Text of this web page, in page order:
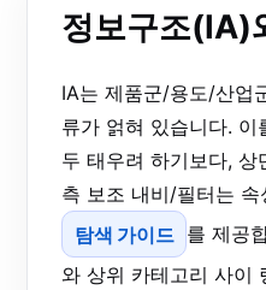
정보구조(IA)
IA는 제품군/용도/산업
류가 얽혀 있습니다.
두 태우려 하기보다,
측 보조 내비/필터는 속
탐색 가이드 를 제공
와 상위 카테고리 사이